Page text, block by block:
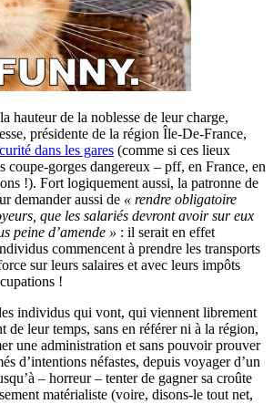
hauteur de la noblesse de leur charge,
présidente de la région Île-De-France,
dans les gares (comme si ces lieux
coupe-gorges dangereux – pff, en France, en
!). Fort logiquement aussi, la patronne de
demander aussi de « rendre obligatoire
que les salariés devront avoir sur eux
peine d’amende » : il serait en effet
commencent à prendre les transports
sur leurs salaires et avec leurs impôts
!
individus qui vont, qui viennent librement
de leur temps, sans en référer ni à la région,
une administration et sans pouvoir prouver
d’intentions néfastes, depuis voyager d’un
– horreur – tenter de gagner sa croûte
matérialiste (voire, disons-le tout net,